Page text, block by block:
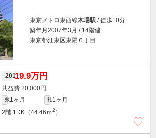
東京メトロ東西線木場駅 / 徒歩10分
築年月2007年3月 / 14階建
東京都江東区東陽６丁目
20119.9万円
20,000円
敷1ヶ月 礼1ヶ月
2階 1DK（44.46ｍ2 ）